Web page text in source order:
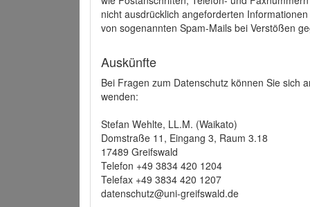
nicht ausdrücklich angeforderten
von sogenannten Spam-Mails bei Verstößen
Auskünfte
Bei Fragen zum Datenschutz können Sie sich
wenden:
Stefan Wehlte, LL.M. (Waikato)
Domstraße 11, Eingang 3, Raum 3.18
17489 Greifswald
Telefon +49 3834 420 1204
Telefax +49 3834 420 1207
datenschutz@uni-greifswald.de